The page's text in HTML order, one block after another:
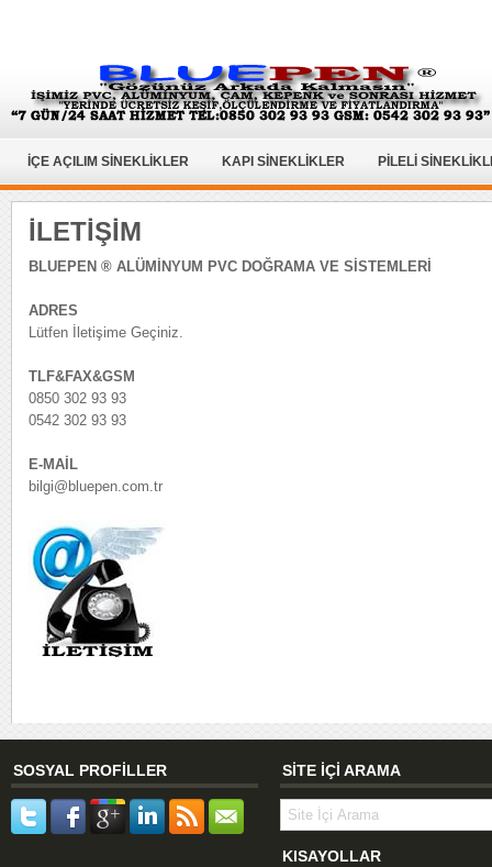
İÇE AÇILIM SİNEKLİKLER KAPI SİNEKLİKLER PİLELİ
İLETİŞİM
BLUEPEN ® ALÜMİNYUM PVC DOĞRAMA VE SİSTEMLERİ
ADRES
Lütfen İletişime Geçiniz.
TLF&FAX&GSM
0850 302 93 93
0542 302 93 93
E-MAİL
bilgi@bluepen.com.tr
SOSYAL PROFİLLER SİTE İÇİ ARAMA
KISAYOLLAR